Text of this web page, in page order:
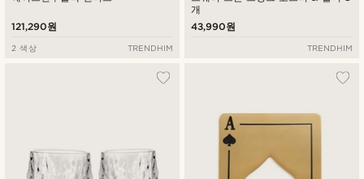
121,290원
2 색상 TRENDHIM
개
43,990원
TRENDHIM